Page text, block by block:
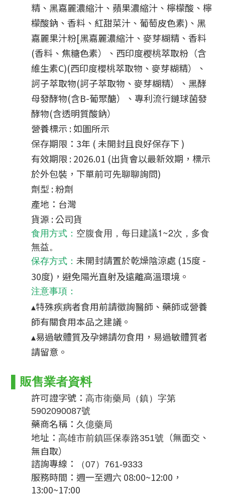
精、黑嘉麗濃縮汁、蘋果濃縮汁、檸檬酸、檸
檬酸鈉、香料、紅甜菜汁、葡萄皮色素)、黑
嘉麗果汁粉[黑嘉麗濃縮汁、麥芽糊精、香料
(香料、焦糖色素）、西印度樱桃萃取粉（含
維生素C)(西印度櫻桃萃取物、麥芽糊精）、
訶子萃取物(訶子萃取物、麥芽糊精）、黑酵
母發酵物(含B-葡聚醣）、專利流行鏈球菌發
酵物(含透明質酸鈉）
營養標示 : 如圖所示
保存期限：3年 ( 未開封且良好保存下 )
有效期限 : 2026.01 (出貨會以最新效期，標示
於外包裝，下單前可先聊聊詢問)
劑型 : 粉劑
產地：台灣
貨源 : 公司貨
食用方式 ： 空腹食用，每日建議1~2次，多食
無益。
保存方式 ： 未開封請置於乾燥陰涼處 (15度 -
30度)，避免陽光直射及遠離高溫環境。
注意事項 ：
▴特殊疾病者食用前請徵詢醫師、藥師或營養
師有關食用本品之建議。
▴易過敏體質及孕婦請勿食用，易過敏體質者
請留意。
▌ 販售業者資料
許可證字號： 高市衛藥局（鎮）字第
5902090087號
藥商名稱： 久億藥局
地址： 高雄市前鎮區保泰路351號
（無面交、
無自取）
諮詢專線：
（07）761-9333
服務時間：週一至週六 08:00~12:00，
13:00~17:00